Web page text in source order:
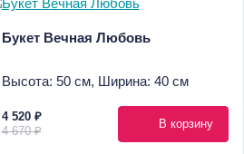
Букет Вечная Любовь
Высота: 50 см, Ширина: 40 см
4 520 ₽
4 670 ₽
В корзину